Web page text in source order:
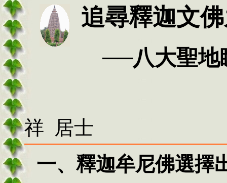
追尋釋迦文
──八大聖地
祥 居士
一、 釋迦牟尼佛選擇